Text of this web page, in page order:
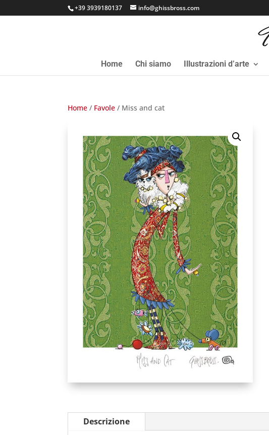
+39 3939180137 info@ghissbross.com
Home Chi siamo Illustrazioni d’arte
Home / Favole / Miss and cat
Descrizione